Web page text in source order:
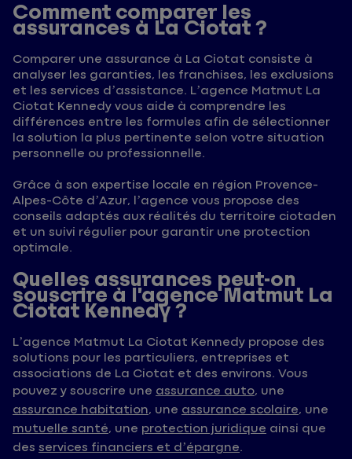
Comment comparer les
assurances à La Ciotat ?
Comparer une assurance à La Ciotat consiste à
analyser les garanties, les franchises, les exclusions
et les services d’assistance. L’agence Matmut La
Ciotat Kennedy vous aide à comprendre les
différences entre les formules afin de sélectionner
la solution la plus pertinente selon votre situation
personnelle ou professionnelle.
Grâce à son expertise locale en région Provence-
Alpes-Côte d’Azur, l’agence vous propose des
conseils adaptés aux réalités du territoire ciotaden
et un suivi régulier pour garantir une protection
optimale.
Quelles assurances peut-on
souscrire à l’agence Matmut La
Ciotat Kennedy ?
L’agence Matmut La Ciotat Kennedy propose des
solutions pour les particuliers, entreprises et
associations de La Ciotat et des environs. Vous
pouvez y souscrire une assurance auto, une
assurance habitation, une assurance scolaire, une
mutuelle santé, une protection juridique ainsi que
des services financiers et d’épargne.